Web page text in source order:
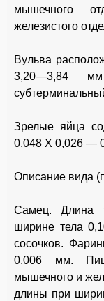
мышечного
железистого
Вульва
3,20—3,84
Зрелые яйца
0,048 X 0,026 —
Описание вида
Самец. Длина
ширине тела
сосочков.
0,006 мм.
мышечного и
длины при